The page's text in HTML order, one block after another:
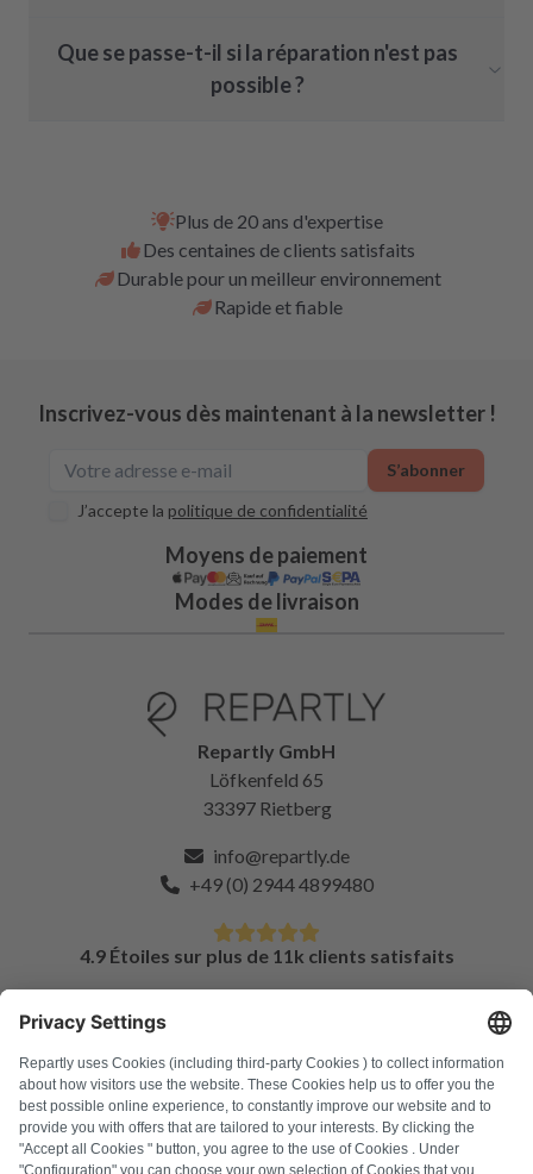
Que se passe-t-il si la réparation n'est pas
possible ?
Plus de 20 ans d'expertise
Des centaines de clients satisfaits
Durable pour un meilleur environnement
Rapide et fiable
Inscrivez-vous dès maintenant à la newsletter !
J’accepte la politique de confidentialité
S’abonner
Moyens de paiement
Modes de livraison
Repartly GmbH
Löfkenfeld 65
33397 Rietberg
info@repartly.de
+49 (0) 2944 4899480
4.9 Étoiles sur plus de 11k clients satisfaits
FAQ
Tous les codes d'erreur